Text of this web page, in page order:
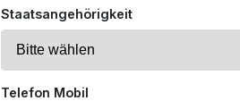
Staatsangehörigkeit
Telefon Mobil